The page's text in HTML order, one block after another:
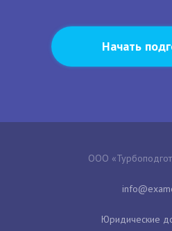
Начать
ООО
Юридические